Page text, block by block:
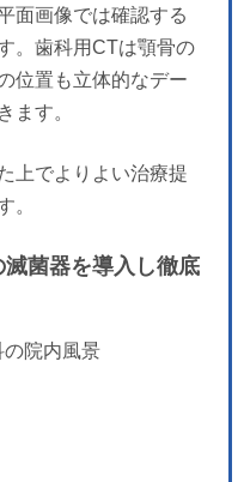
面画像では確認する
。歯科用CTは顎骨の
位置も立体的なデー
ます。
上でよりよい治療提
。
菌器を導入し徹底